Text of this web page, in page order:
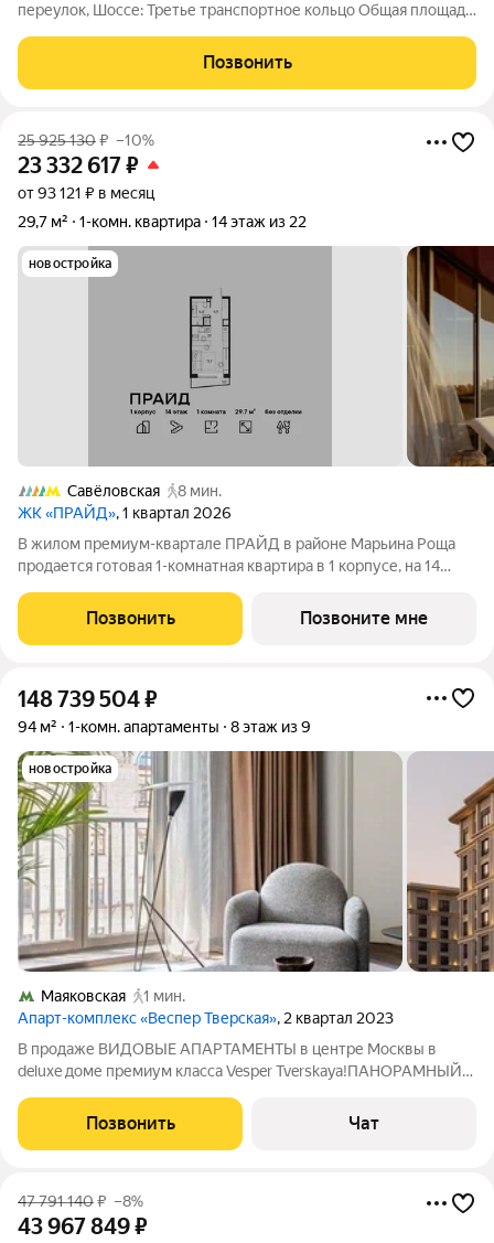
переулок, Шоссе: Третье транспортное кольцо Общая площадь:
м.кв., Кухня-гостинная Дизайн проект в подарок. Сложившееся
окружение в
Позвонить
25 925 130₽ –10%
23 332 617₽
от 93 121 ₽ в месяц
29,7 м²
1-комн. квартира 14 этаж из 22
новостройка
Савёловская
8 мин.
ЖК «ПРАЙД», 1 квартал 2026
В жилом премиум-квартале ПРАЙД в районе Марьина Роща
продается готовая 1-комнатная квартира в 1 корпусе, на 14
PIONEER. Ключи в 2026 году. Площадь комнат: кухня-
Позвонить Позвоните мне
148 739 504₽
94 м² 1-комн. апартаменты 8 этаж из 9
новостройка
Маяковская
1 мин.
Апарт-комплекс «Веспер Тверская», 2 квартал 2023
В продаже ВИДОВЫЕ АПАРТАМЕНТЫ в центре Москвы в
deluxe доме премиум класса Vesper Tverskaya!ПАНОРАМНЫЙ
особняки. Апартаменты общей площадью 94 метров с
сервисом отеля 5-консьерж 24/7. Высокого качества
Позвонить Чат
47 791 140₽ –8%
43 967 849₽